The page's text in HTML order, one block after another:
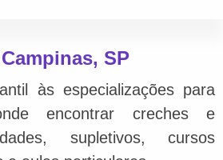
SP
às especializações para
encontrar creches e
supletivos, cursos